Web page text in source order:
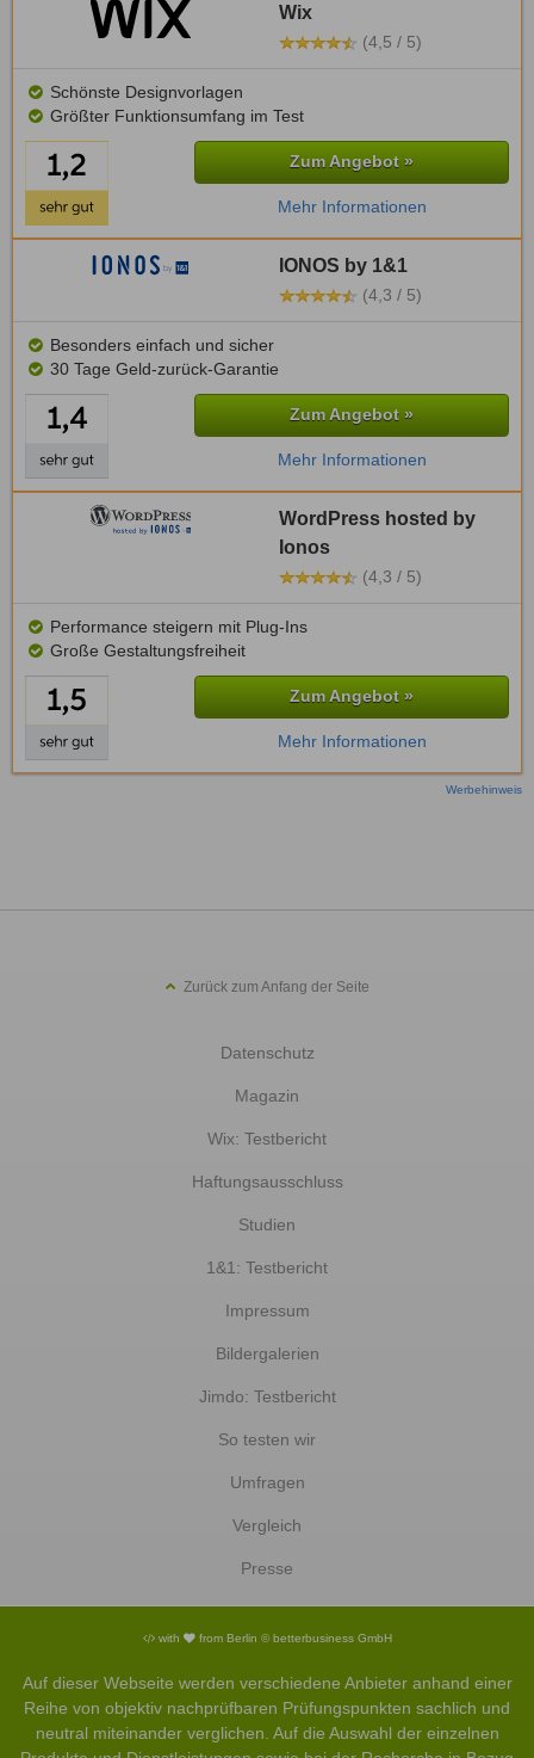
Wix
(4,5 / 5)
Schönste Designvorlagen
Größter Funktionsumfang im Test
Zum Angebot »
Mehr Informationen
IONOS by 1&1
(4,3 / 5)
Besonders einfach und sicher
30 Tage Geld-zurück-Garantie
Zum Angebot »
Mehr Informationen
WordPress hosted by
Ionos
(4,3 / 5)
Performance steigern mit Plug-Ins
Große Gestaltungsfreiheit
Zum Angebot »
Mehr Informationen
Werbehinweis
Zurück zum Anfang der Seite
Datenschutz
Magazin
Wix: Testbericht
Haftungsausschluss
Studien
1&1: Testbericht
Impressum
Bildergalerien
Jimdo: Testbericht
So testen wir
Umfragen
Vergleich
Presse
with from Berlin © betterbusiness GmbH
Auf dieser Webseite werden verschiedene Anbieter anhand einer
Reihe von objektiv nachprüfbaren Prüfungspunkten sachlich und
neutral miteinander verglichen. Auf die Auswahl der einzelnen